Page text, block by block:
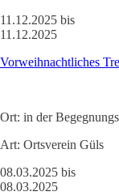
11.12.2025 bis
11.12.2025
Vorweihnachtliches
Ort: in der
Art: Ortsverein Güls
08.03.2025 bis
08.03.2025